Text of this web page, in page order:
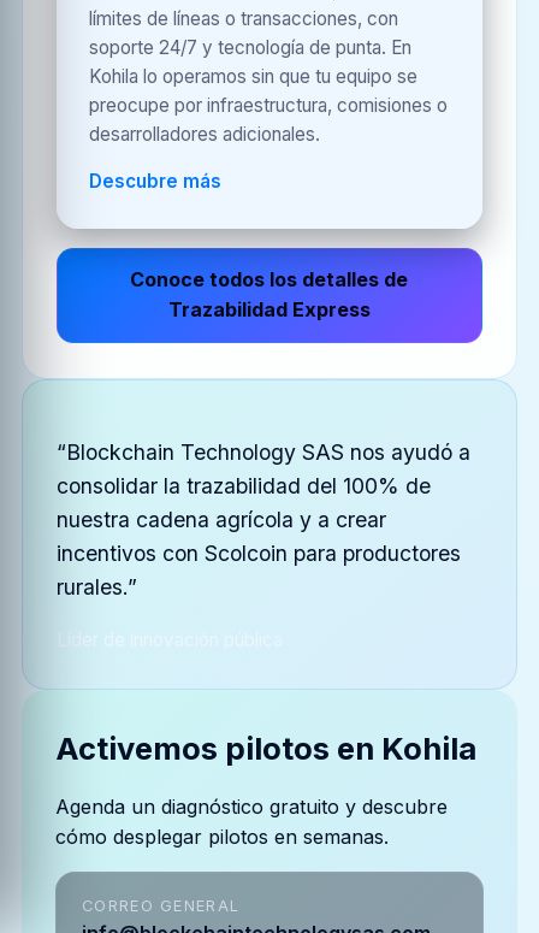
límites de líneas o transacciones, con
soporte 24/7 y tecnología de punta. En
Kohila lo operamos sin que tu equipo se
preocupe por infraestructura, comisiones o
desarrolladores adicionales.
Descubre más
Conoce todos los detalles de
Trazabilidad Express
“Blockchain Technology SAS nos ayudó a
consolidar la trazabilidad del 100% de
nuestra cadena agrícola y a crear
incentivos con Scolcoin para productores
rurales.”
Líder de innovación pública
Activemos pilotos en Kohila
Agenda un diagnóstico gratuito y descubre
cómo desplegar pilotos en semanas.
CORREO GENERAL